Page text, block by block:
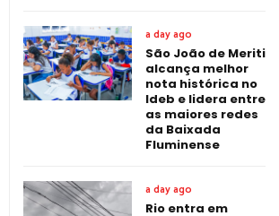
a day ago
São João de Meriti
alcança melhor
nota histórica no
Ideb e lidera entre
as maiores redes
da Baixada
Fluminense
a day ago
Rio entra em